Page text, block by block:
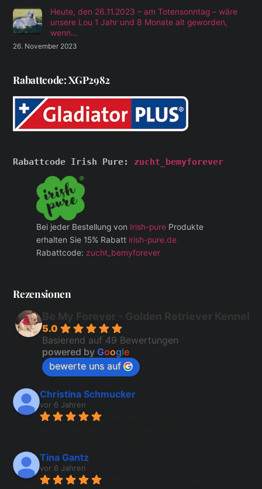
Heute, den 26.11.2023 – am Totensonntag – wäre
unsere Lou 1 Jahr und 8 Monate alt geworden,
wenn…
26. November 2023
Rabattcode: XGP2982
Rabattcode Irish Pure: zucht_bemyforever
Bei jeder Bestellung von Irish-pure Produkte
erhalten Sie 15% Rabatt irish-pure.de
Rabattcode:zucht_bemyforever
Rezensionen
5.0
Basierend auf 49 Bewertungen
powered by Google
bewerte uns auf
Christina Schmucker
vor 6 Jahren
Tina Gantz
vor 6 Jahren